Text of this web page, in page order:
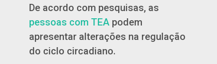
De acordo com pesquisas, as
pessoas com TEA podem
apresentar alterações na regulação
do ciclo circadiano.